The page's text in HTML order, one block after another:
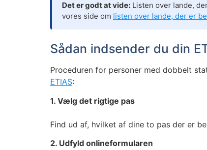
Det er godt at vide: Listen over lande,
vores side om listen over lande, der er
Sådan indsender du din
Proceduren for personer med dobbelt
ETIAS:
1. Vælg det rigtige pas
Find ud af, hvilket af dine to pas der er
2. Udfyld onlineformularen